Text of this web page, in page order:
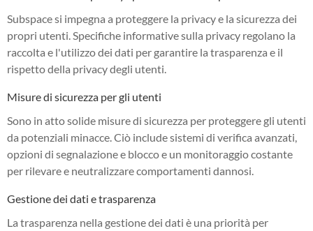
Subspace si impegna a proteggere la privacy e la sicurezza dei
propri utenti. Specifiche informative sulla privacy regolano la
raccolta e l'utilizzo dei dati per garantire la trasparenza e il
rispetto della privacy degli utenti.
Misure di sicurezza per gli utenti
Sono in atto solide misure di sicurezza per proteggere gli utenti
da potenziali minacce. Ciò include sistemi di verifica avanzati,
opzioni di segnalazione e blocco e un monitoraggio costante
per rilevare e neutralizzare comportamenti dannosi.
Gestione dei dati e trasparenza
La trasparenza nella gestione dei dati è una priorità per